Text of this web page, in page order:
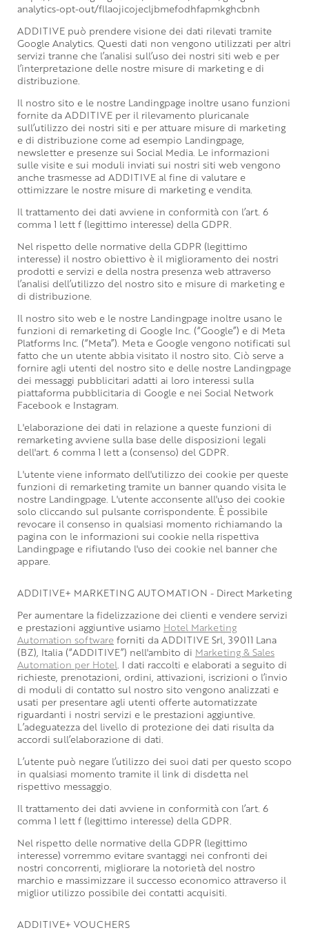
analytics-opt-out/fllaojicojecljbmefodhfapmkghcbnh
ADDITIVE può prendere visione dei dati rilevati tramite
Google Analytics. Questi dati non vengono utilizzati per altri
servizi tranne che l’analisi sull’uso dei nostri siti web e per
l’interpretazione delle nostre misure di marketing e di
distribuzione.
Il nostro sito e le nostre Landingpage inoltre usano funzioni
fornite da ADDITIVE per il rilevamento pluricanale
sull’utilizzo dei nostri siti e per attuare misure di marketing
e di distribuzione come ad esempio Landingpage,
newsletter e presenze sui Social Media. Le informazioni
sulle visite e sui moduli inviati sui nostri siti web vengono
anche trasmesse ad ADDITIVE al fine di valutare e
ottimizzare le nostre misure di marketing e vendita.
Il trattamento dei dati avviene in conformità con l’art. 6
comma 1 lett f (legittimo interesse) della GDPR.
Nel rispetto delle normative della GDPR (legittimo
interesse) il nostro obiettivo è il miglioramento dei nostri
prodotti e servizi e della nostra presenza web attraverso
l’analisi dell’utilizzo del nostro sito e misure di marketing e
di distribuzione.
Il nostro sito web e le nostre Landingpage inoltre usano le
funzioni di remarketing di Google Inc. (“Google”) e di Meta
Platforms Inc. (“Meta”). Meta e Google vengono notificati sul
fatto che un utente abbia visitato il nostro sito. Ciò serve a
fornire agli utenti del nostro sito e delle nostre Landingpage
dei messaggi pubblicitari adatti ai loro interessi sulla
piattaforma pubblicitaria di Google e nei Social Network
Facebook e Instagram.
L'elaborazione dei dati in relazione a queste funzioni di
remarketing avviene sulla base delle disposizioni legali
dell'art. 6 comma 1 lett a (consenso) del GDPR.
L'utente viene informato dell'utilizzo dei cookie per queste
funzioni di remarketing tramite un banner quando visita le
nostre Landingpage. L'utente acconsente all'uso dei cookie
solo cliccando sul pulsante corrispondente. È possibile
revocare il consenso in qualsiasi momento richiamando la
pagina con le informazioni sui cookie nella rispettiva
Landingpage e rifiutando l'uso dei cookie nel banner che
appare.
ADDITIVE+ MARKETING AUTOMATION - Direct Marketing
Per aumentare la fidelizzazione dei clienti e vendere servizi
e prestazioni aggiuntive usiamo Hotel Marketing
Automation software forniti da ADDITIVE Srl, 39011 Lana
(BZ), Italia (“ADDITIVE”) nell'ambito di Marketing & Sales
Automation per Hotel. I dati raccolti e elaborati a seguito di
richieste, prenotazioni, ordini, attivazioni, iscrizioni o l’invio
di moduli di contatto sul nostro sito vengono analizzati e
usati per presentare agli utenti offerte automatizzate
riguardanti i nostri servizi e le prestazioni aggiuntive.
L’adeguatezza del livello di protezione dei dati risulta da
accordi sull’elaborazione di dati.
L’utente può negare l’utilizzo dei suoi dati per questo scopo
in qualsiasi momento tramite il link di disdetta nel
rispettivo messaggio.
Il trattamento dei dati avviene in conformità con l’art. 6
comma 1 lett f (legittimo interesse) della GDPR.
Nel rispetto delle normative della GDPR (legittimo
interesse) vorremmo evitare svantaggi nei confronti dei
nostri concorrenti, migliorare la notorietà del nostro
marchio e massimizzare il successo economico attraverso il
miglior utilizzo possibile dei contatti acquisiti.
ADDITIVE+ VOUCHERS